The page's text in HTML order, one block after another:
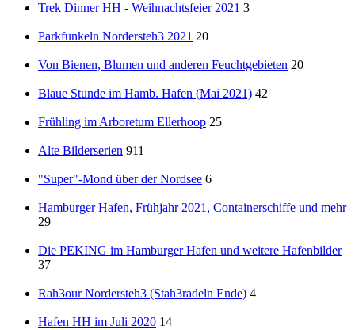
Trek Dinner HH - Weihnachtsfeier 2021 3
Parkfunkeln Nordersteh3 2021 20
Von Bienen, Blumen und anderen Feuchtgebieten 20
Blaue Stunde im Hamb. Hafen (Mai 2021) 42
Frühling im Arboretum Ellerhoop 25
Alte Bilderserien 911
"Super"-Mond über der Nordsee 6
Hamburger Hafen, Frühjahr 2021, Containerschiffe und mehr
29
Die PEKING im Hamburger Hafen und weitere Hafenbilder
37
Rah3our Nordersteh3 (Stah3radeln Ende) 4
Hafen HH im Juli 2020 14